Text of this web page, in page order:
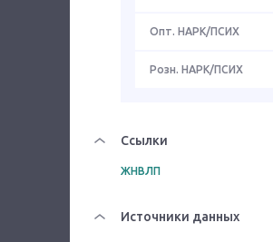
Опт. НАРК/ПСИХ
Розн. НАРК/ПСИХ
Ссылки
ЖНВЛП
Источники данных